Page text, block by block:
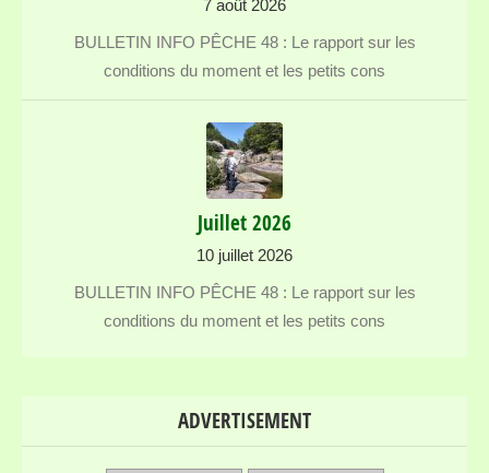
7 août 2026
BULLETIN INFO PÊCHE 48 : Le rapport sur les
conditions du moment et les petits cons
Juillet 2026
10 juillet 2026
BULLETIN INFO PÊCHE 48 : Le rapport sur les
conditions du moment et les petits cons
ADVERTISEMENT